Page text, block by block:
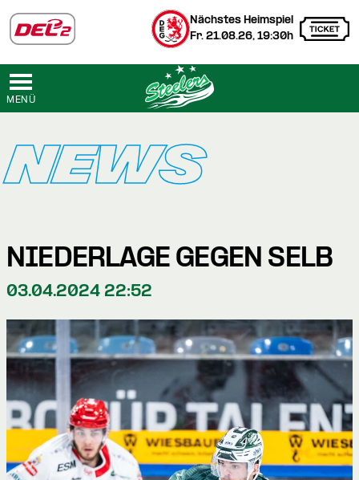
Nächstes Heimspiel
Fr. 21.08.26, 19:30h
MENÜ
NEWS
NIEDERLAGE GEGEN SELB
03.04.2024 22:52